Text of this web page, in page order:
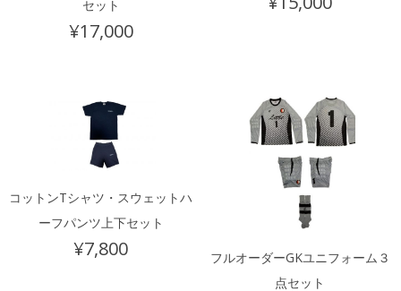
セット
¥17,000
コットンTシャツ・スウェットハ
ーフパンツ上下セット
¥7,800
フルオーダーGKユニフォーム３
点セット